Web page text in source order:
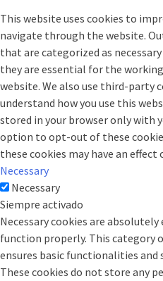
This website uses cookies to
navigate through the website.
that are categorized as
they are essential for the
website. We also use third-party
understand how you use this
stored in your browser only with
option to opt-out of these
these cookies may have an
Necessary
Necessary
Siempre activado
Necessary cookies are
function properly. This category
ensures basic functionalities
These cookies do not store any